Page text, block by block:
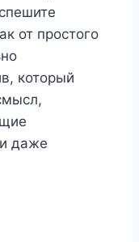
от простого
который
даже